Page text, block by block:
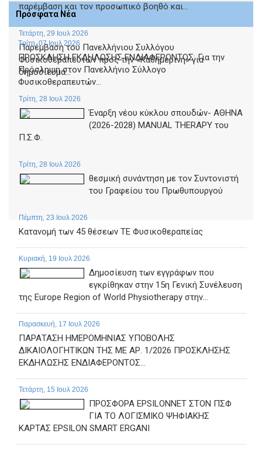
παρέμβαση και τον προσωπικό βοηθό και...
Τετάρτη, 29 Ιουλ 2026
Παρέμβαση του Πανελλήνιου Συλλόγου
Φυσικοθεραπευτών προς την «Καθημερινή» για
δημοσίευμα...
Τρίτη, 28 Ιουλ 2026
Έναρξη νέου κύκλου σπουδών- ΑΘΗΝΑ
(2026-2028) MANUAL THERAPY του
Π.Σ.Φ.
Τρίτη, 28 Ιουλ 2026
θεσμική συνάντηση με τον Συντονιστή
του Γραφείου του Πρωθυπουργού
Πέμπτη, 23 Ιουλ 2026
Κατανομή των 45 θέσεων ΤΕ Φυσικοθεραπείας
Κυριακή, 19 Ιουλ 2026
Δημοσίευση των εγγράφων που
εγκρίθηκαν στην 15η Γενική Συνέλευση
της Europe Region of World Physiotherapy στην...
Παρασκευή, 17 Ιουλ 2026
ΠΑΡΑΤΑΣΗ ΗΜΕΡΟΜΗΝΙΑΣ ΥΠΟΒΟΛΗΣ
ΔΙΚΑΙΟΛΟΓΗΤΙΚΩΝ ΤΗΣ ΜΕ ΑΡ. 1/2026 ΠΡΟΣΚΛΗΣΗΣ
ΕΚΔΗΛΩΣΗΣ ΕΝΔΙΑΦΕΡΟΝΤΟΣ...
Τετάρτη, 15 Ιουλ 2026
ΠΡΟΣΦΟΡΑ EPSILONNET ΣΤΟΝ ΠΣΦ
ΓΙΑ ΤΟ ΛΟΓΙΣΜΙΚΟ ΨΗΦΙΑΚΗΣ
ΚΑΡΤΑΣ EPSILON SMART ERGANI
Πρόσφατα Νέα
Τρίτη, 07 Ιουλ 2026
ΠΡΟΣΚΛΗΣΗ ΕΚΔΗΛΩΣΗΣ ΕΝΔΙΑΦΕΡΟΝΤΟΣ: Για την
Πρόσληψη στον Πανελλήνιο Σύλλογο
Φυσικοθεραπευτών...